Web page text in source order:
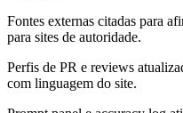
Fontes externas citadas para
para sites de autoridade.
Perfis de PR e reviews
com linguagem do site.